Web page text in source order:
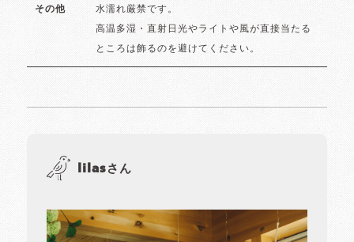
その他 水濡れ厳禁です。
高温多湿・直射日光やライトや風が直接当たる
ところは飾るのを避けてください。
lilasさん